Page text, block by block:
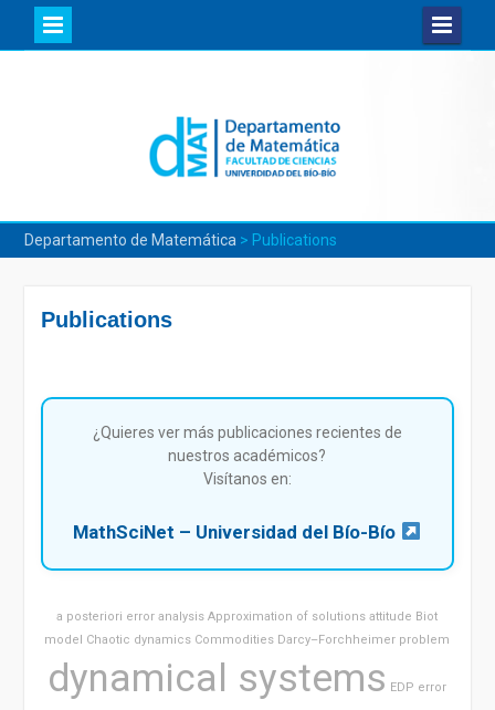
Departamento de Matemática > Publications
Publications
¿Quieres ver más publicaciones recientes de
nuestros académicos?
Visítanos en:
MathSciNet – Universidad del Bío-Bío
a posteriori error analysis Approximation of solutions attitude Biot
model Chaotic dynamics Commodities Darcy–Forchheimer problem
dynamical systems EDP error